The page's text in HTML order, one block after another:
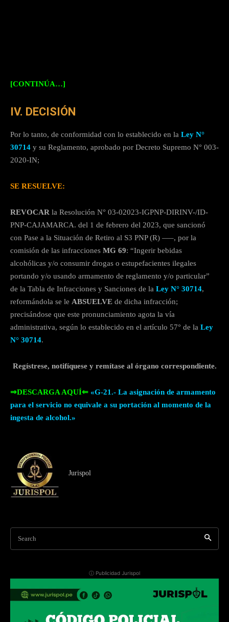
[CONTINÚA…]
IV. DECISIÓN
Por lo tanto, de conformidad con lo establecido en la Ley N°
30714 y su Reglamento, aprobado por Decreto Supremo N° 003-
2020-IN;
SE RESUELVE:
REVOCAR la Resolución N° 03-02023-IGPNP-DIRINV-/ID-
PNP-CAJAMARCA. del 1 de febrero del 2023, que sancionó
con Pase a la Situación de Retiro al S3 PNP (R) —–, por la
comisión de las infracciones MG 69: “Ingerir bebidas
alcohólicas y/o consumir drogas o estupefacientes ilegales
portando y/o usando armamento de reglamento y/o particular”
de la Tabla de Infracciones y Sanciones de la Ley N° 30714,
reformándola se le ABSUELVE de dicha infracción;
precisándose que este pronunciamiento agota la vía
administrativa, según lo establecido en el artículo 57° de la Ley
N° 30714.
Regístrese, notifíquese y remítase al órgano correspondiente.
⇒DESCARGA AQUÍ⇐ «G-21.- La asignación de armamento
para el servicio no equivale a su portación al momento de la
ingesta de alcohol.»
Jurispol
Search
ⓘ Publicidad Jurispol